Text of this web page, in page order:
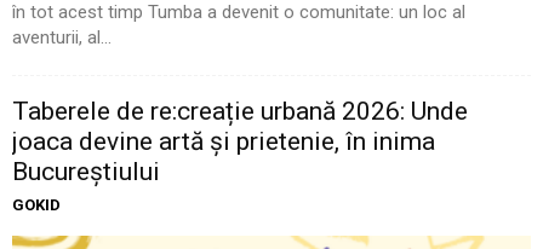
în tot acest timp Tumba a devenit o comunitate: un loc al
aventurii, al...
Taberele de re:creație urbană 2026: Unde
joaca devine artă și prietenie, în inima
Bucureștiului
GOKID